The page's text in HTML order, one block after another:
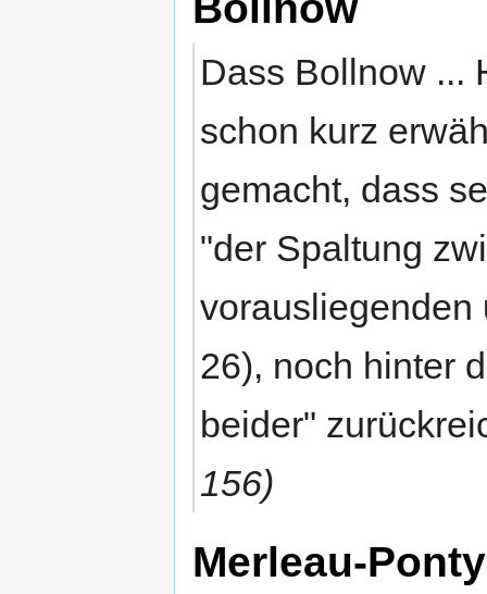
Dass Bollnow ...
schon kurz
gemacht, dass
"der Spaltung
vorausliegenden
26), noch hinter
beider"
156)
Merleau-Ponty